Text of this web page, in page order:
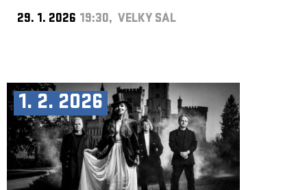
29. 1. 2026 19:30, VELKÝ SÁL
1. 2. 2026